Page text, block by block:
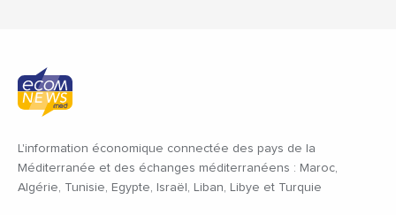
L'information économique connectée des pays de la
Méditerranée et des échanges méditerranéens : Maroc,
Algérie, Tunisie, Egypte, Israël, Liban, Libye et Turquie